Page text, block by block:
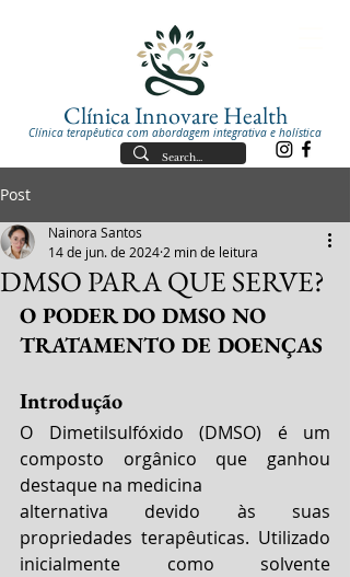
Clínica Innovare Health
Clínica terapêutica com abordagem integrativa e holística
Post
DMSO PARA QUE SERVE?
Nainora Santos
14 de jun. de 2024 2 min de leitura
O PODER DO DMSO NO
TRATAMENTO DE DOENÇAS
Introdução
O Dimetilsulfóxido (DMSO) é um
composto orgânico que ganhou
destaque na medicina
alternativa devido às suas
propriedades terapêuticas. Utilizado
inicialmente como solvente